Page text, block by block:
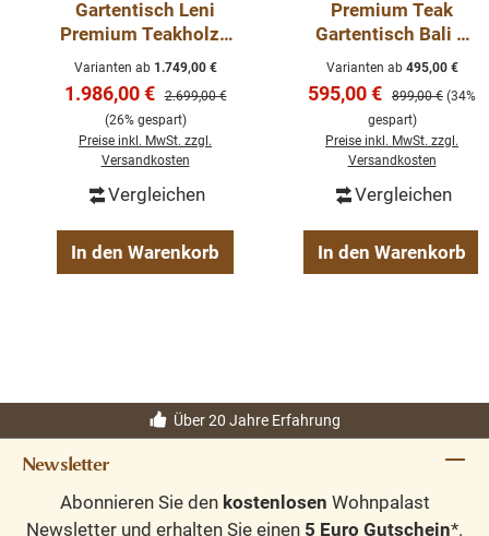
Gartentisch Leni
Premium Teakholz -
Tisch Massiv
Outdoor Teak
Varianten ab1.749,00 €
Verkaufspreis:
1.986,00 € Regulärer Preis:
2.699,00 €
(26% gespart)
Preise inkl. MwSt. zzgl.
Versandkosten
Vergleichen
In den Warenkorb
Premium Teak
Gartentisch Bali –
Massiver Outdoor
Esstisch aus
recyceltem Teakholz
Varianten ab495,00 €
Verkaufspreis:
595,00 € Regulärer Preis:
899,00 € (34%
gespart)
Preise inkl. MwSt. zzgl.
Versandkosten
Vergleichen
In den Warenkorb
Über 20 Jahre Erfahrung
Newsletter
Abonnieren Sie den kostenlosen Wohnpalast
Newsletter und erhalten Sie einen 5 Euro Gutschein*.